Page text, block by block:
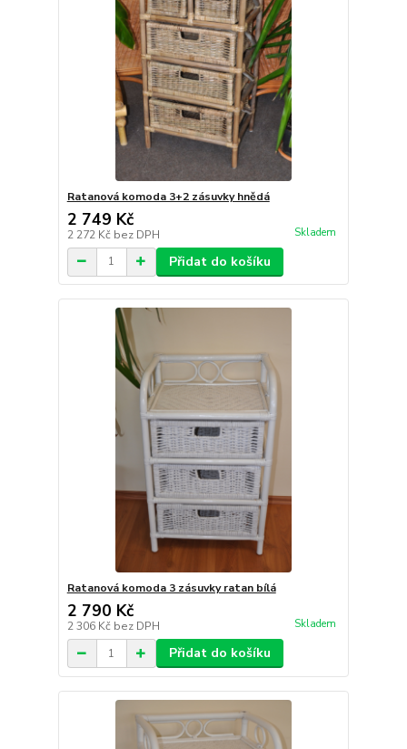
Ratanová komoda 3+2 zásuvky hnědá
2 749 Kč
2 272 Kč bez DPH Skladem
Přidat do košíku
Ratanová komoda 3 zásuvky ratan bílá
2 790 Kč
2 306 Kč bez DPH Skladem
Přidat do košíku